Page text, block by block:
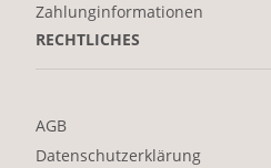
Zahlunginformationen
RECHTLICHES
AGB
Datenschutzerklärung